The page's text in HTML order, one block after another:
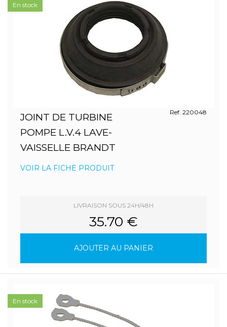
JOINT DE TURBINE
POMPE L.V.4 LAVE-
VAISSELLE BRANDT
Ref. 220048
VOIR LA FICHE PRODUIT
LIVRAISON SOUS 24H/48H
35.70 €
AJOUTER AU PANIER
En stock
En stock